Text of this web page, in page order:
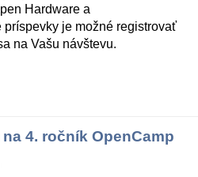
Hardware a
je možné registrovať
na Vašu návštevu.
4. ročník OpenCamp